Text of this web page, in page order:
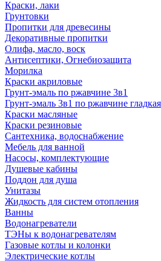
Краски, лаки
Грунтовки
Пропитки для древесины
Декоративные пропитки
Олифа, масло, воск
Антисептики, Огнебиозащита
Морилка
Краски акриловые
Грунт-эмаль по ржавчине 3в1
Грунт-эмаль 3в1 по ржавчине гладкая
Краски масляные
Краски резиновые
Сантехника, водоснабжение
Мебель для ванной
Насосы, комплектующие
Душевые кабины
Поддон для душа
Унитазы
Жидкость для систем отопления
Ванны
Водонагреватели
ТЭНы к водонагревателям
Газовые котлы и колонки
Электрические котлы